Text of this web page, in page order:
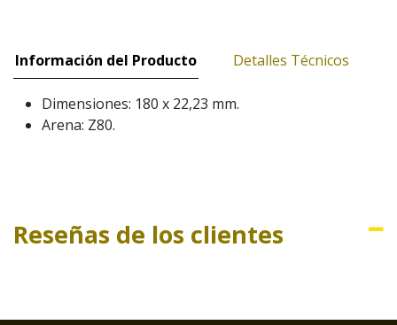
Información del Producto Detalles Técnicos
Dimensiones: 180 x 22,23 mm.
Arena: Z80.
Reseñas de los clientes